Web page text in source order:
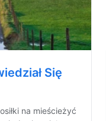
Się
na mieścieżyć